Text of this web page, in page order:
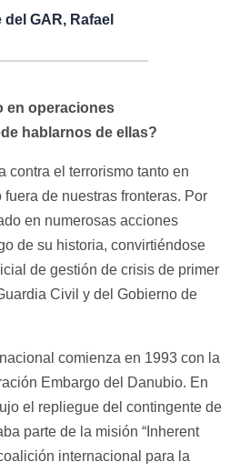
GAR, Rafael
en operaciones
hablarnos de ellas?
contra el terrorismo tanto en
de nuestras fronteras. Por
en numerosas acciones
de su historia, convirtiéndose
de gestión de crisis de primer
Civil y del Gobierno de
comienza en 1993 con la
Embargo del Danubio. En
el repliegue del contingente de
parte de la misión “Inherent
internacional para la